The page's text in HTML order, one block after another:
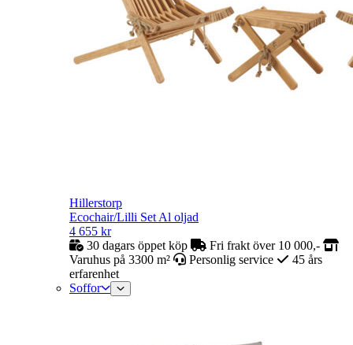
Hillerstorp
Ecochair/Lilli Set Al oljad
4 655 kr
30 dagars öppet köp
Fri frakt över 10 000,-
Varuhus på 3300 m²
Personlig service
45 års
erfarenhet
Soffor